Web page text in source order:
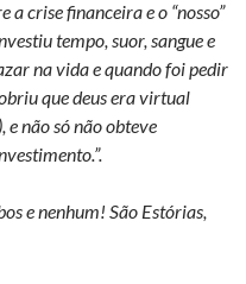
crise financeira e o “nosso”
tempo, suor, sangue e
na vida e quando foi pedir
que deus era virtual
e não só não obteve
e nenhum! São Estórias,